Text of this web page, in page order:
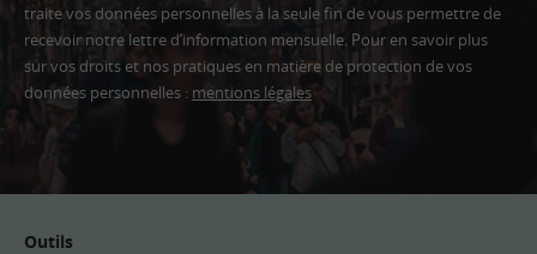
traite vos données personnelles à la seule fin de vous permettre de
recevoir notre lettre d’information mensuelle. Pour en savoir plus
sur vos droits et nos pratiques en matière de protection de vos
données personnelles : mentions légales
Outils